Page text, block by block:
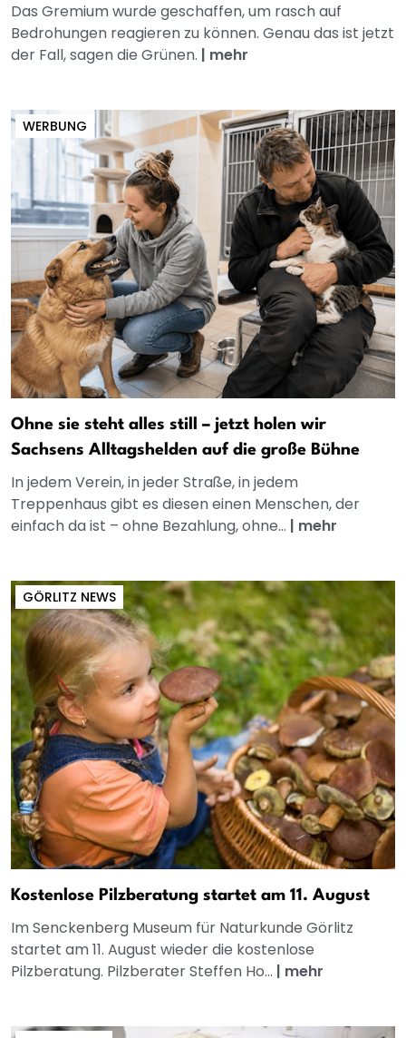
Das Gremium wurde geschaffen, um rasch auf
Bedrohungen reagieren zu können. Genau das ist jetzt
der Fall, sagen die Grünen. | mehr
WERBUNG
Ohne sie steht alles still – jetzt holen wir
Sachsens Alltagshelden auf die große Bühne
In jedem Verein, in jeder Straße, in jedem
Treppenhaus gibt es diesen einen Menschen, der
einfach da ist – ohne Bezahlung, ohne... | mehr
GÖRLITZ NEWS
Kostenlose Pilzberatung startet am 11. August
Im Senckenberg Museum für Naturkunde Görlitz
startet am 11. August wieder die kostenlose
Pilzberatung. Pilzberater Steffen Ho... | mehr